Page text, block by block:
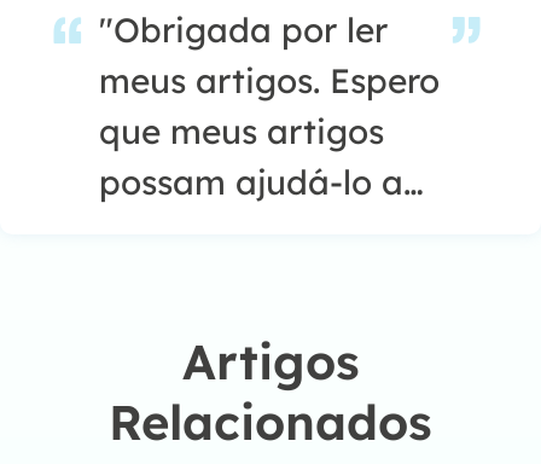
"Obrigada por ler
meus artigos. Espero
que meus artigos
possam ajudá-lo a
fácil e eficaz."…
Artigos
Relacionados